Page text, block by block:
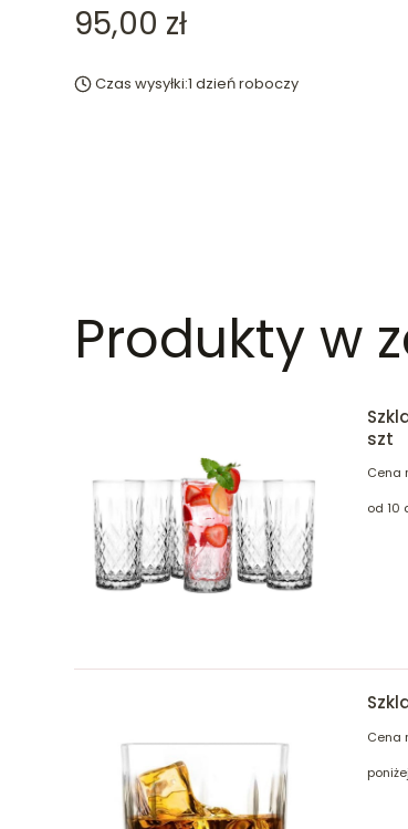
Cena
95,00 zł
Czas wysyłki:1 dzień roboczy
Produkty w
szt
Cena
od 10
Cena